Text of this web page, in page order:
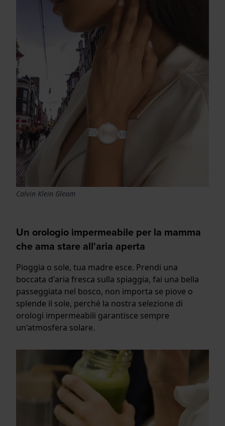
Calvin Klein Gleam
Un orologio impermeabile per la mamma
che ama stare all'aria aperta
Pioggia o sole, tua madre esce. Prendi una
boccata d'aria fresca sulla spiaggia, fai una bella
passeggiata nel bosco, non importa se piove o
splende il sole, perché la nostra selezione di
orologi impermeabili garantisce sempre
un'atmosfera solare.